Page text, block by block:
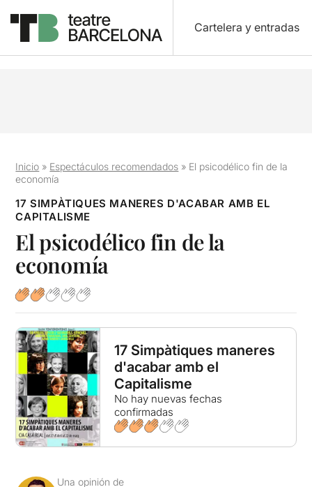
Cartelera y entradas
Inicio » Espectáculos recomendados » El psicodélico fin de la
economía
17 SIMPÀTIQUES MANERES D'ACABAR AMB EL
CAPITALISME
El psicodélico fin de la
economía
17 Simpàtiques maneres
d'acabar amb el
Capitalisme
No hay nuevas fechas
confirmadas
Una opinión de